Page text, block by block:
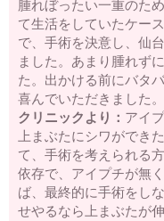
腫れぼったい一重のた
て生活をしていたケー
で、手術を決意し、仙
ました。あまり腫れず
た。出かける前にバタ
喜んでいただきました。
クリニックより： アイ
上まぶたにシワができ
て、手術を考えられる
依存で、アイプチが無
ば、最終的に手術をし
せやるなら上まぶたが